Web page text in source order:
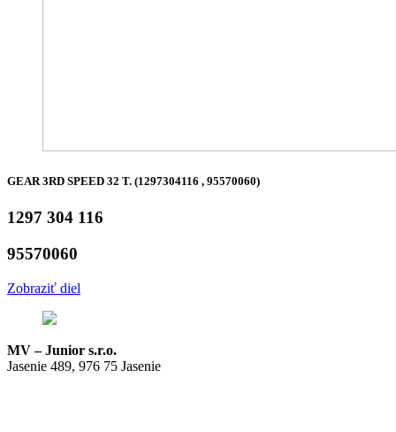
GEAR 3RD SPEED 32 T. (1297304116 , 95570060)
1297 304 116
95570060
Zobraziť diel
MV – Junior s.r.o.
Jasenie 489, 976 75 Jasenie